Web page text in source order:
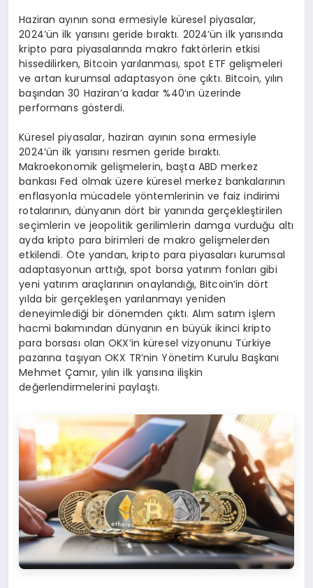
Haziran ayının sona ermesiyle küresel piyasalar,
2024’ün ilk yarısını geride bıraktı. 2024’ün ilk yarısında
kripto para piyasalarında makro faktörlerin etkisi
hissedilirken, Bitcoin yarılanması, spot ETF gelişmeleri
ve artan kurumsal adaptasyon öne çıktı. Bitcoin, yılın
başından 30 Haziran’a kadar %40’ın üzerinde
performans gösterdi.
Küresel piyasalar, haziran ayının sona ermesiyle
2024’ün ilk yarısını resmen geride bıraktı.
Makroekonomik gelişmelerin, başta ABD merkez
bankası Fed olmak üzere küresel merkez bankalarının
enflasyonla mücadele yöntemlerinin ve faiz indirimi
rotalarının, dünyanın dört bir yanında gerçekleştirilen
seçimlerin ve jeopolitik gerilimlerin damga vurduğu altı
ayda kripto para birimleri de makro gelişmelerden
etkilendi. Öte yandan, kripto para piyasaları kurumsal
adaptasyonun arttığı, spot borsa yatırım fonları gibi
yeni yatırım araçlarının onaylandığı, Bitcoin’in dört
yılda bir gerçekleşen yarılanmayı yeniden
deneyimlediği bir dönemden çıktı. Alım satım işlem
hacmi bakımından dünyanın en büyük ikinci kripto
para borsası olan OKX’in küresel vizyonunu Türkiye
pazarına taşıyan OKX TR’nin Yönetim Kurulu Başkanı
Mehmet Çamır, yılın ilk yarısına ilişkin
değerlendirmelerini paylaştı.